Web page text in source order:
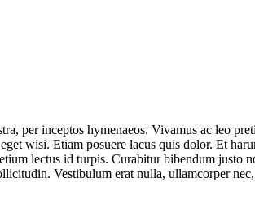
per inceptos hymenaeos. Vivamus ac leo
wisi. Etiam posuere lacus quis dolor. Et
lectus id turpis. Curabitur bibendum justo
Vestibulum erat nulla, ullamcorper